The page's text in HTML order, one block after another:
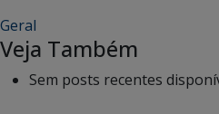
Geral
Veja Também
Sem posts recentes